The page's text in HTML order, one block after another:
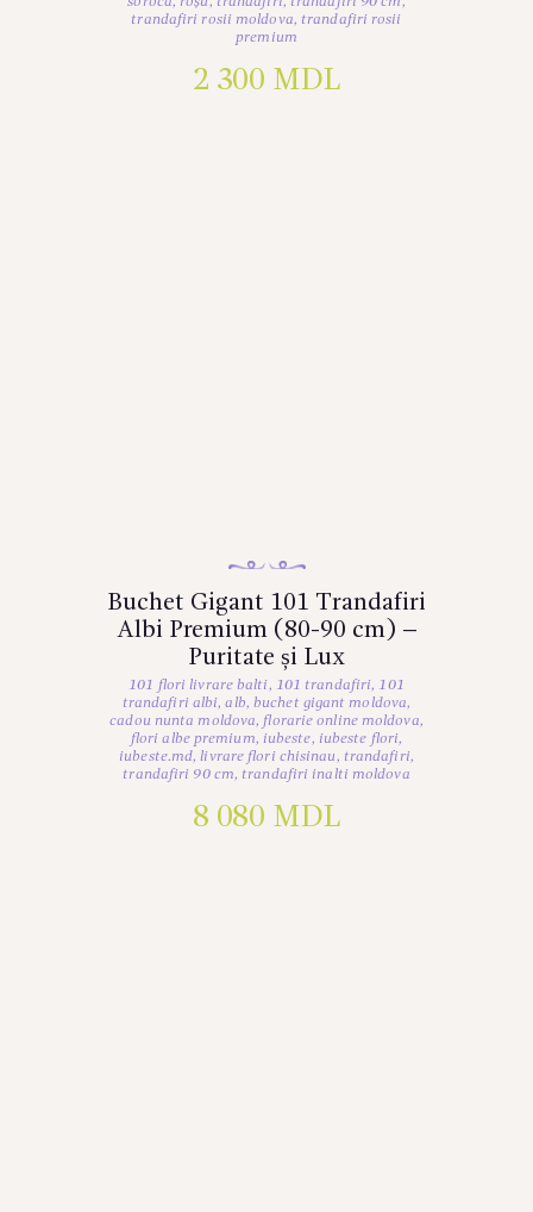
trandafiri rosii moldova, trandafiri rosii
premium
2 300 MDL
Buchet Gigant 101 Trandafiri
Albi Premium (80-90 cm) –
Puritate și Lux
101 flori livrare balti, 101 trandafiri, 101
trandafiri albi,alb, buchet gigant moldova,
cadou nunta moldova, florarie online moldova,
flori albe premium, iubeste, iubeste flori,
iubeste.md,livrare flori chisinau, trandafiri,
trandafiri 90 cm, trandafiri inalti moldova
8 080 MDL